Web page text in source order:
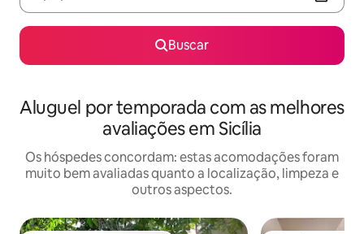
Buscar
Aluguel por temporada com as melhores
avaliações em Sicília
Os hóspedes concordam: estas acomodações foram
muito bem avaliadas quanto a localização, limpeza e
outros aspectos.